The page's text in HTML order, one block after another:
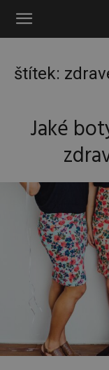
Instinkt
štítek:
Jaké